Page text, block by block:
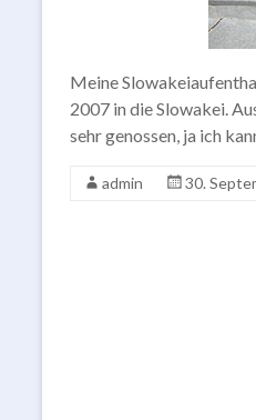
Meine
2007 in die Slowakei.
sehr genossen, ja ich
admin 30.